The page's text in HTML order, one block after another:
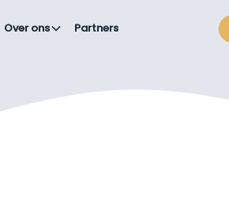
Over ons Partners